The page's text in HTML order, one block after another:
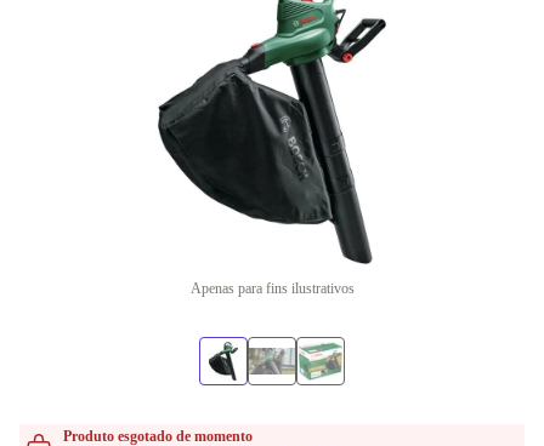
Apenas para fins ilustrativos
Produto esgotado de momento